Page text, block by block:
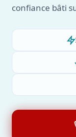
confiance bâti